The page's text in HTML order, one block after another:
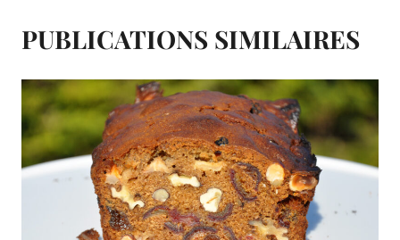
PUBLICATIONS SIMILAIRES